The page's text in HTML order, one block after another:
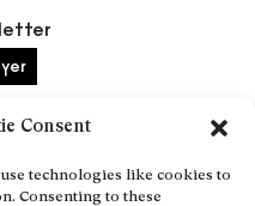
Consent
technologies like cookies to
Consenting to these